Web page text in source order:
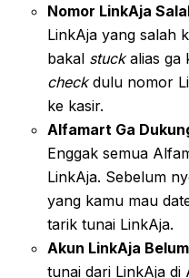
Nomor LinkAja
LinkAja yang salah
bakal stuckalias ga
checkdulu nomor
ke kasir.
Alfamart Ga
Enggak semua
LinkAja. Sebelum
yang kamu mau
tarik tunai LinkAja.
Akun LinkAja
tunai dari LinkAja